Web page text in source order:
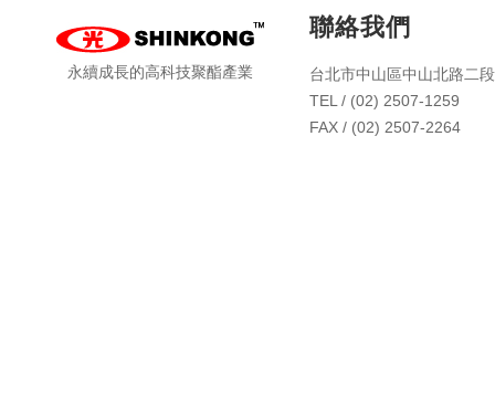
永續成長的高科技聚酯產業
聯絡我們
台北市中山區中山北路二
TEL / (02) 2507-1259
FAX / (02) 2507-2264